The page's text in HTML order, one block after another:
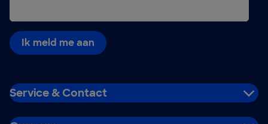
Ik meld me aan
Service & Contact